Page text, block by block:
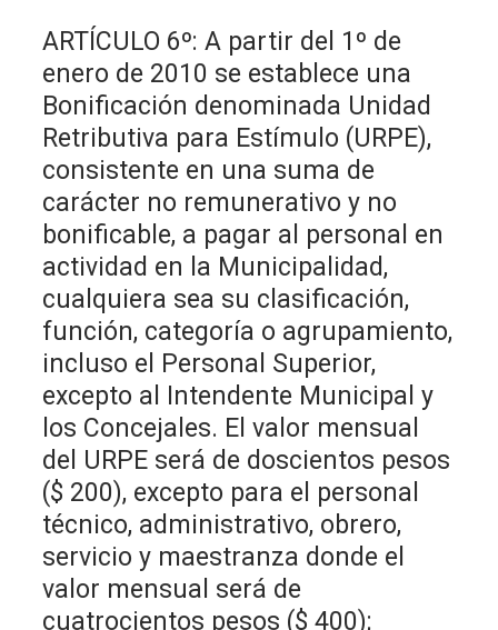
ARTÍCULO 6º: A partir del 1º de
enero de 2010 se establece una
Bonificación denominada Unidad
Retributiva para Estímulo (URPE),
consistente en una suma de
carácter no remunerativo y no
bonificable, a pagar al personal en
actividad en la Municipalidad,
cualquiera sea su clasificación,
función, categoría o agrupamiento,
incluso el Personal Superior,
excepto al Intendente Municipal y
los Concejales. El valor mensual
del URPE será de doscientos pesos
($ 200), excepto para el personal
técnico, administrativo, obrero,
servicio y maestranza donde el
valor mensual será de
cuatrocientos pesos ($ 400);